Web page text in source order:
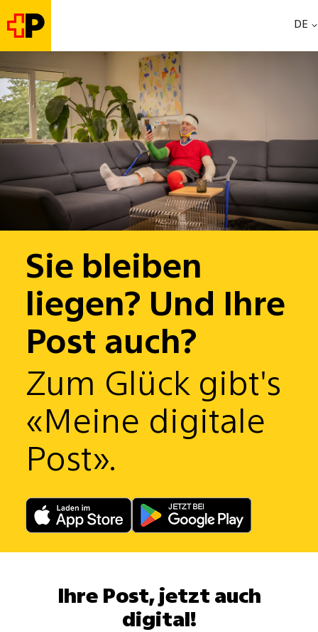
DE
Sie bleiben
liegen? Und Ihre
Post auch?
Zum Glück gibt's
«Meine digitale
Post».
Ihre Post, jetzt auch
digital!